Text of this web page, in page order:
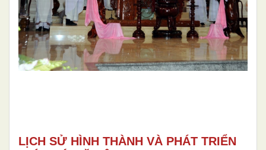
LỊCH SỬ HÌNH THÀNH VÀ PHÁT TRIỂN